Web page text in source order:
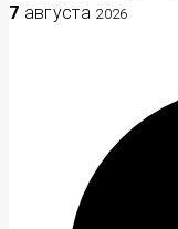
7 августа 2026